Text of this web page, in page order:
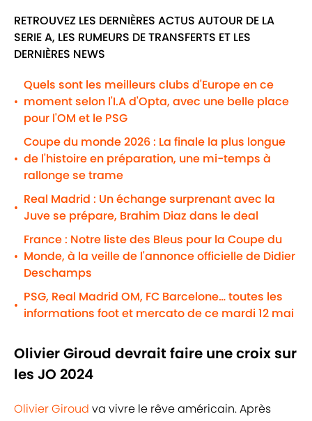
RETROUVEZ LES DERNIÈRES ACTUS AUTOUR DE LA
SERIE A, LES RUMEURS DE TRANSFERTS ET LES
DERNIÈRES NEWS
•
Quels sont les meilleurs clubs d'Europe en ce
moment selon l'I.A d'Opta, avec une belle place
pour l'OM et le PSG
•
Coupe du monde 2026 : La finale la plus longue
de l'histoire en préparation, une mi-temps à
rallonge se trame
•
Real Madrid : Un échange surprenant avec la
Juve se prépare, Brahim Diaz dans le deal
•
France : Notre liste des Bleus pour la Coupe du
Monde, à la veille de l'annonce officielle de Didier
Deschamps
•
PSG, Real Madrid OM, FC Barcelone… toutes les
informations foot et mercato de ce mardi 12 mai
Olivier Giroud devrait faire une croix sur
les JO 2024
Olivier Giroud va vivre le rêve américain. Après